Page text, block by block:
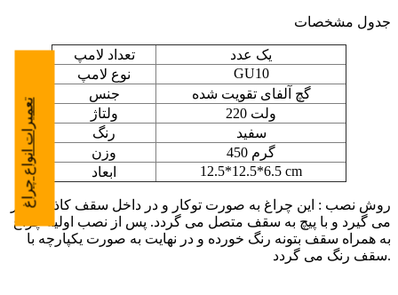
جدول مشخصات
تعداد لامپ
یک عدد
نوع لامپ
GU10
جنس
گچ آلفای تقویت شده
ولتاژ
220 ولت
رنگ
سفید
وزن
450 گرم
ابعاد
12.5*12.5*6.5 cm
روش نصب : این چراغ به صورت توکار و در داخل سقف کاذب قرار
می گیرد و با پیچ به سقف متصل می گردد. پس از نصب اولیه چراغ
به همراه سقف بتونه رنگ خورده و در نهایت به صورت یکپارچه با
سقف رنگ می گردد.
تعمیرات انواع چراغ